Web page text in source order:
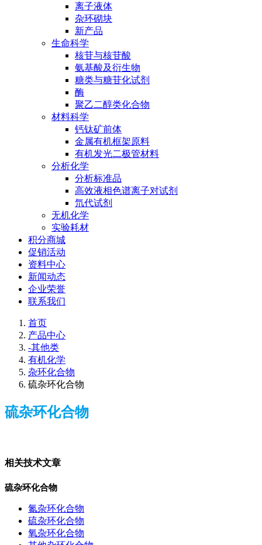
离子液体
杂环砌块
新产品
生命科学
核苷与核苷酸
氨基酸及衍生物
糖类与糖苷化试剂
酶
聚乙二醇类化合物
材料科学
钙钛矿前体
金属有机框架原料
有机发光二极管材料
分析化学
分析标准品
高效液相色谱离子对试剂
氘代试剂
无机化学
实验耗材
积分商城
促销活动
资料中心
新闻动态
企业荣誉
联系我们
首页
产品中心
-其他类
有机化学
杂环化合物
硫杂环化合物
硫杂环化合物
相关技术文章
硫杂环化合物
氮杂环化合物
硫杂环化合物
氧杂环化合物